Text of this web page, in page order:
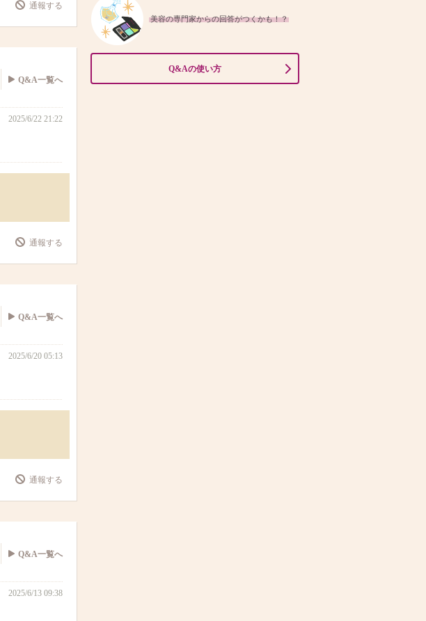
通報する
Q&A一覧へ
2025/6/22 21:22
通報する
Q&A一覧へ
2025/6/20 05:13
通報する
Q&A一覧へ
2025/6/13 09:38
美容の専門家からの回答がつくかも！？
Q&Aの使い方